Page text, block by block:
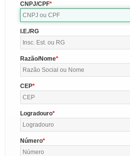
CNPJ/CPF
I.E./RG
Razão/Nome
CEP
Logradouro
Número